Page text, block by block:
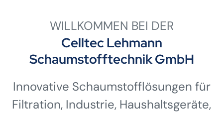
WILLKOMMEN BEI DER
Celltec Lehmann
Schaumstofftechnik GmbH
Innovative Schaumstoff­lösungen für
Filtration, Industrie, Haushalts­geräte,